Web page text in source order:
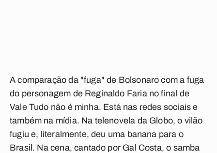
A comparação da "fuga" de Bolsonaro com a fuga
do personagem de Reginaldo Faria no final de
Vale Tudo não é minha. Está nas redes sociais e
também na mídia. Na telenovela da Globo, o vilão
fugiu e, literalmente, deu uma banana para o
Brasil. Na cena, cantado por Gal Costa, o samba